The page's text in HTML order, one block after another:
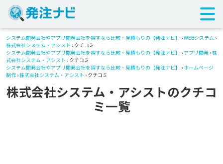
システム開発会社やアプリ開発会社を探すなら比較・見積もりの【発注ナビ】 ›WEBシステム ›
株式会社システム・アシスト › クチコミ
システム開発会社やアプリ開発会社を探すなら比較・見積もりの【発注ナビ】
› アプリ開発 ›株
式会社システム・アシスト › クチコミ
システム開発会社やアプリ開発会社を探すなら比較・見積もりの【発注ナビ】
› ホームページ
制作 ›株式会社システム・アシスト › クチコミ
株式会社システム・アシストのクチコ
ミ一覧